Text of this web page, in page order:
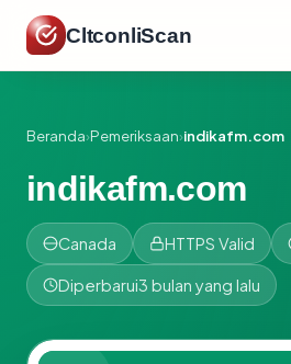
CltconliScan
Beranda›Pemeriksaan›indikafm.com
indikafm.com
Canada HTTPS Valid
Diperbarui3 bulan yang lalu